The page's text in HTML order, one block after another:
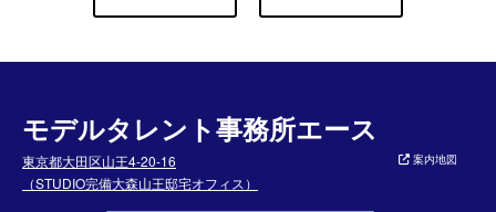
モデルタレント事務所エース
東京都大田区山王4-20-16
（STUDIO完備大森山王邸宅オフィス）
案内地図